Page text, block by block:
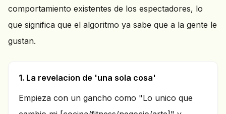
comportamiento existentes de los espectadores, lo
que significa que el algoritmo ya sabe que a la gente le
gustan.
1. La revelacion de 'una sola cosa'
Empieza con un gancho como "Lo unico que